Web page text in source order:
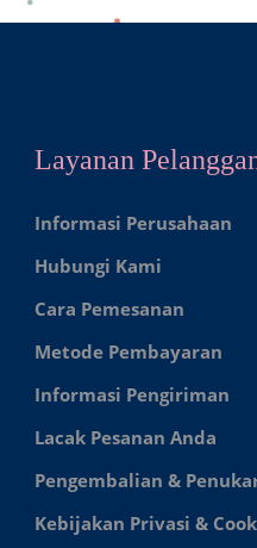
Layanan
Informasi Perusahaan
Hubungi Kami
Cara Pemesanan
Metode Pembayaran
Informasi Pengiriman
Lacak Pesanan Anda
Pengembalian &
Kebijakan Privasi &